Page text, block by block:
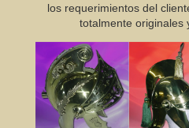
los requerimientos del
totalmente originales